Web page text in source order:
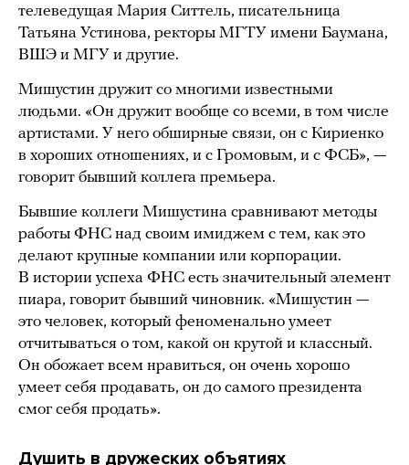
телеведущая Мария Ситтель, писательница
Татьяна Устинова, ректоры МГТУ имени Баумана,
ВШЭ и МГУ и другие.
Мишустин дружит со многими известными
людьми. «Он дружит вообще со всеми, в том числе
артистами. У него обширные связи, он с Кириенко
в хороших отношениях, и с Громовым, и с ФСБ», —
говорит бывший коллега премьера.
Бывшие коллеги Мишустина сравнивают методы
работы ФНС над своим имиджем с тем, как это
делают крупные компании или корпорации.
В истории успеха ФНС есть значительный элемент
пиара, говорит бывший чиновник. «Мишустин —
это человек, который феноменально умеет
отчитываться о том, какой он крутой и классный.
Он обожает всем нравиться, он очень хорошо
умеет себя продавать, он до самого президента
смог себя продать».
Душить в дружеских объятиях